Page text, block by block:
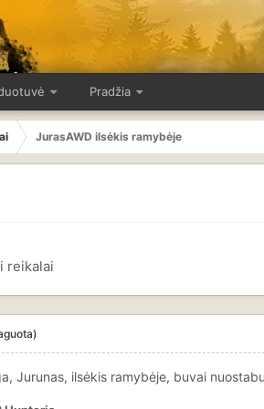
Pradžia
JurasAWD ilsėkis ramybėje
reikalai
Jurunas, ilsėkis ramybėje, buvai